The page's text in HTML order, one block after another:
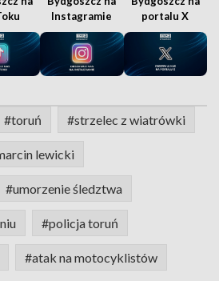
Instagramie
portalu X
#toruń #strzelec z wiatrówki
lewicki
#umorzenie śledztwa
#policja toruń
#atak na motocyklistów